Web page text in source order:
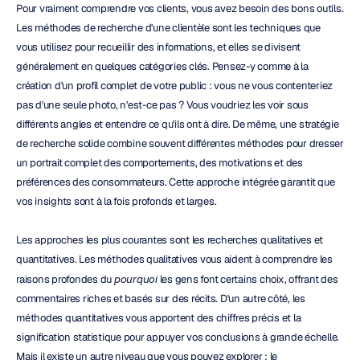
Pour vraiment comprendre vos clients, vous avez besoin des bons outils.
Les méthodes de recherche d'une clientèle sont les techniques que
vous utilisez pour recueillir des informations, et elles se divisent
généralement en quelques catégories clés. Pensez-y comme à la
création d'un profil complet de votre public : vous ne vous contenteriez
pas d'une seule photo, n'est-ce pas ? Vous voudriez les voir sous
différents angles et entendre ce qu'ils ont à dire. De même, une stratégie
de recherche solide combine souvent différentes méthodes pour dresser
un portrait complet des comportements, des motivations et des
préférences des consommateurs. Cette approche intégrée garantit que
vos insights sont à la fois profonds et larges.
Les approches les plus courantes sont les recherches qualitatives et
quantitatives. Les méthodes qualitatives vous aident à comprendre les
raisons profondes du pourquoi les gens font certains choix, offrant des
commentaires riches et basés sur des récits. D'un autre côté, les
méthodes quantitatives vous apportent des chiffres précis et la
signification statistique pour appuyer vos conclusions à grande échelle.